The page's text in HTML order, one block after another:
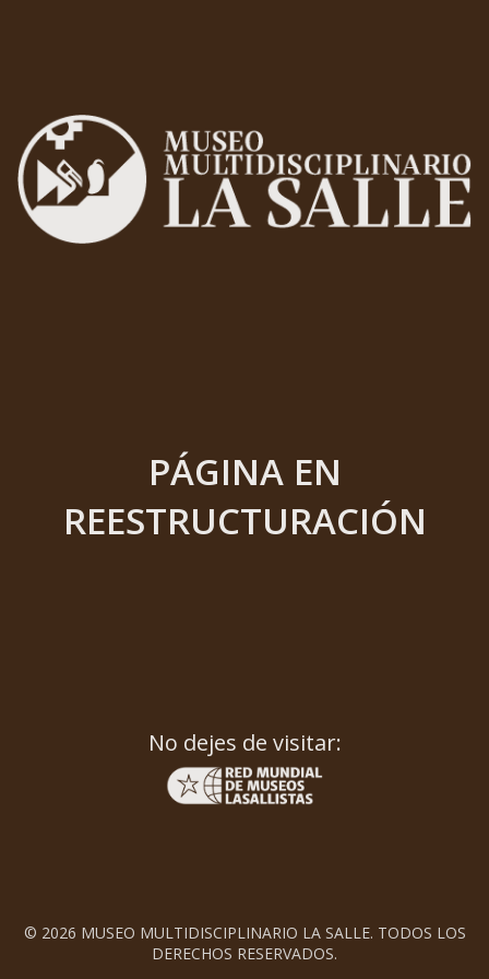
PÁGINA EN
REESTRUCTURACIÓN
No dejes de visitar:
© 2026 MUSEO MULTIDISCIPLINARIO LA SALLE. TODOS LOS
DERECHOS RESERVADOS.